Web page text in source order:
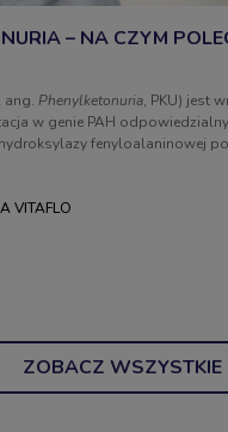
– NA CZYM
ang. Phenylketonuria, PKU) jest
w genie PAH
fenyloalaninowej
VITAFLO
ZOBACZ WSZYSTKIE